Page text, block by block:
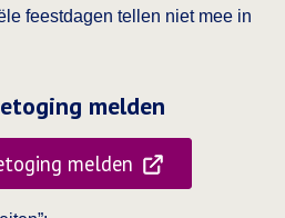
feestdagen tellen niet mee in
melden
melden